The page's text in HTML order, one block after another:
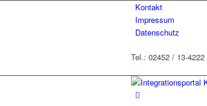
Kontakt
Impressum
Datenschutz
Tel.: 02452 / 13-4222